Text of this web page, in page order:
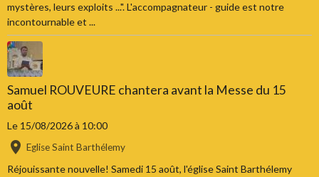
mystères, leurs exploits ...". L'accompagnateur - guide est notre
incontournable et ...
Samuel ROUVEURE chantera avant la Messe du 15
août
Le 15/08/2026à 10:00
Eglise Saint Barthélemy
Réjouissante nouvelle! Samedi 15 août, l'église Saint Barthélemy